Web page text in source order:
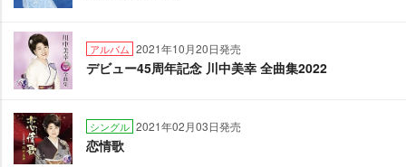
アルバム 2021年10月20日発売
デビュー45周年記念 川中美幸 全曲集2022
シングル 2021年02月03日発売
恋情歌